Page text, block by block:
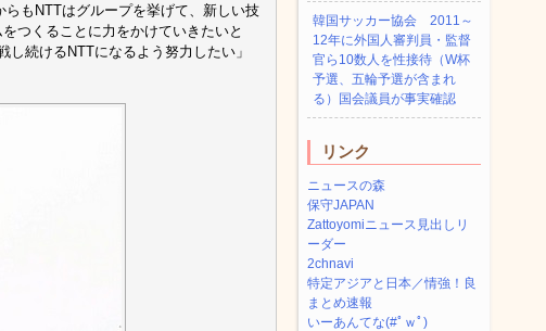
もNTTはグループを挙げて、新しい技
つくることに力をかけていきたいと
し続けるNTTになるよう努力したい」
韓国サッカー協会 2011～
12年に外国人審判員・監督
官ら10数人を性接待（W杯
予選、五輪予選が含まれ
る）国会議員が事実確認
リンク
ニュースの森
保守JAPAN
Zattoyomiニュース見出しリ
ーダー
2chnavi
特定アジアと日本／情強！良
まとめ速報
いーあんてな(#ﾟｗﾟ)